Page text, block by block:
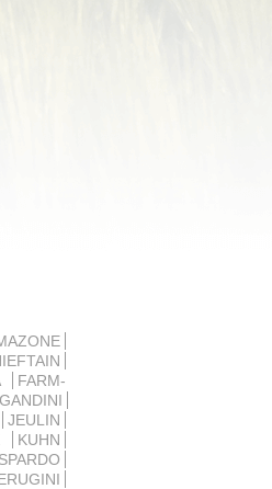
FARM-
GANDINI
JEULIN
KUHN